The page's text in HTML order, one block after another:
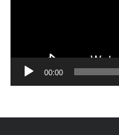
00:00